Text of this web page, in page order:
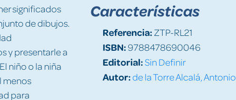
significados
de dibujos.
y presentarle a
niño o la niña
menos
para
Características
Referencia: ZTP-RL21
ISBN:9788478690046
Editorial:Sin Definir
Autor:de la Torre Alcalá, Antonio